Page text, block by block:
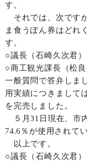
す。
それでは、次です
ま食うぽん券はどれ
す。
○議長（石崎久次君
○商工観光課長（松
一般質問で答弁しま
用実績につきまして
を完売しました。
５月31日現在、市
74.6％が使用されて
以上です。
○議長（石崎久次